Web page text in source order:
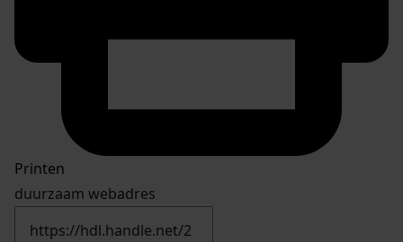
Printen
duurzaam webadres